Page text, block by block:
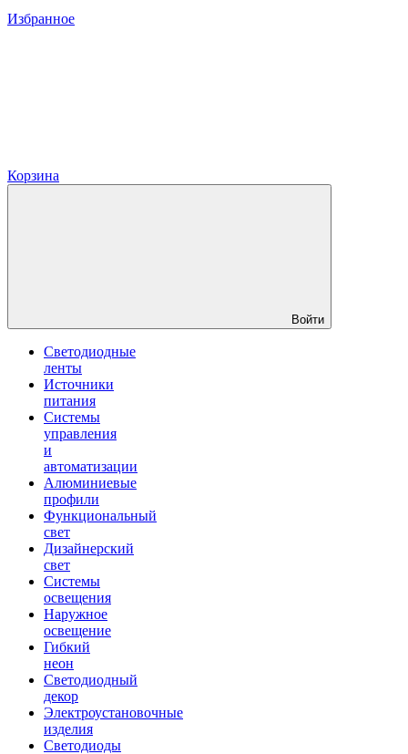
Избранное
Корзина
Войти
Светодиодные
ленты
Источники
питания
Системы
управления
и
автоматизации
Алюминиевые
профили
Функциональный
свет
Дизайнерский
свет
Системы
освещения
Наружное
освещение
Гибкий
неон
Светодиодный
декор
Электроустановочные
изделия
Светодиоды